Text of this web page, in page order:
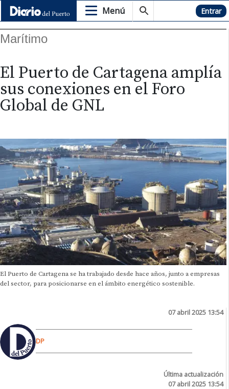
Menú Hemeroteca Entrar
Marítimo
El Puerto de Cartagena amplía
sus conexiones en el Foro
Global de GNL
El Puerto de Cartagena se ha trabajado desde hace años, junto a empresas
del sector, para posicionarse en el ámbito energético sostenible.
07 abril 2025 13:54
DP
Última actualización
07 abril 2025 13:54